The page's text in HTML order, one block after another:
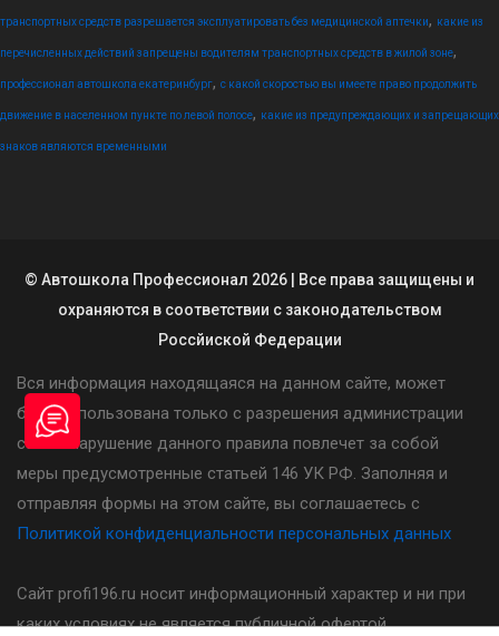
транспортных средств разрешается эксплуатировать без медицинской аптечки, какие из
перечисленных действий запрещены водителям транспортных средств в жилой зоне,
профессионал автошкола екатеринбург, с какой скоростью вы имеете право продолжить
движение в населенном пункте по левой полосе, какие из предупреждающих и запрещающих
знаков являются временными
© Автошкола Профессионал 2026 | Все права защищены и
охраняются в соответствии с законодательством
Россйиской Федерации
Вся информация находящаяся на данном сайте, может
быть использована только с разрешения администрации
сайта. Нарушение данного правила повлечет за собой
меры предусмотренные статьей 146 УК РФ. Заполняя и
отправляя формы на этом сайте, вы соглашаетесь с
Политикой конфиденциальности персональных данных
Сайт profi196.ru носит информационный характер и ни при
каких условиях не является публичной офертой,